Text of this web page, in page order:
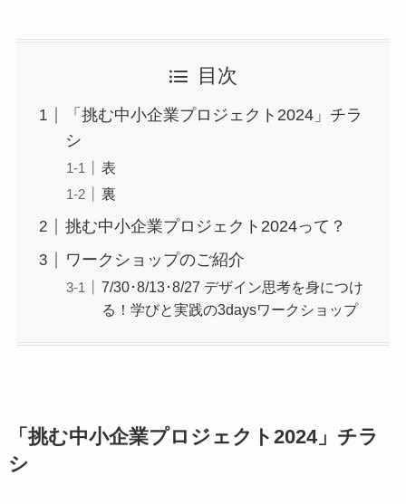
目次
「挑む中小企業プロジェクト2024」チラ
シ
表
裏
挑む中小企業プロジェクト2024って？
ワークショップのご紹介
7/30･8/13･8/27 デザイン思考を身につけ
る！学びと実践の3daysワークショップ
「挑む中小企業プロジェクト2024」チラ
シ